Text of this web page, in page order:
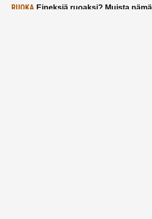
RUOKA Eineksiä ruoaksi? Muista nämä